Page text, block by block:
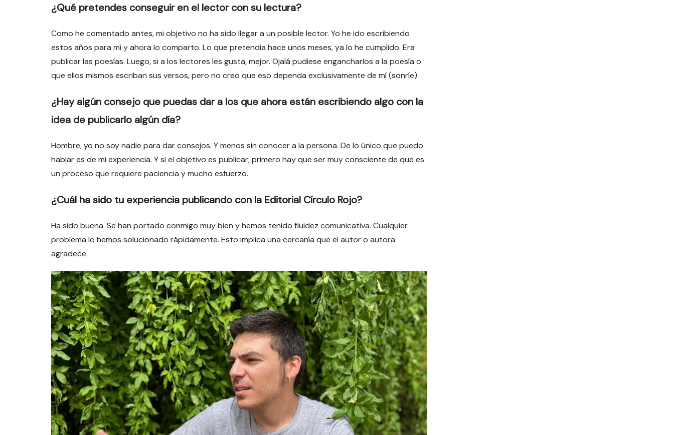
¿Qué pretendes conseguir en el lector con su lectura?
Como he comentado antes, mi objetivo no ha sido llegar a un posible lector. Yo he ido escribiendo
estos años para mí y ahora lo comparto. Lo que pretendía hace unos meses, ya lo he cumplido. Era
publicar las poesías. Luego, si a los lectores les gusta, mejor. Ojalá pudiese engancharlos a la poesía o
que ellos mismos escriban sus versos, pero no creo que eso dependa exclusivamente de mí (sonríe).
¿Hay algún consejo que puedas dar a los que ahora están escribiendo algo con la
idea de publicarlo algún día?
Hombre, yo no soy nadie para dar consejos. Y menos sin conocer a la persona. De lo único que puedo
hablar es de mi experiencia. Y si el objetivo es publicar, primero hay que ser muy consciente de que es
un proceso que requiere paciencia y mucho esfuerzo.
¿Cuál ha sido tu experiencia publicando con la Editorial Círculo Rojo?
Ha sido buena. Se han portado conmigo muy bien y hemos tenido fluidez comunicativa. Cualquier
problema lo hemos solucionado rápidamente. Esto implica una cercanía que el autor o autora
agradece.